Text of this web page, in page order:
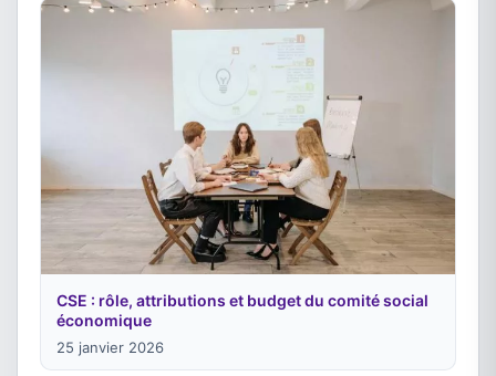
CSE : rôle, attributions et budget du comité social
économique
25 janvier 2026